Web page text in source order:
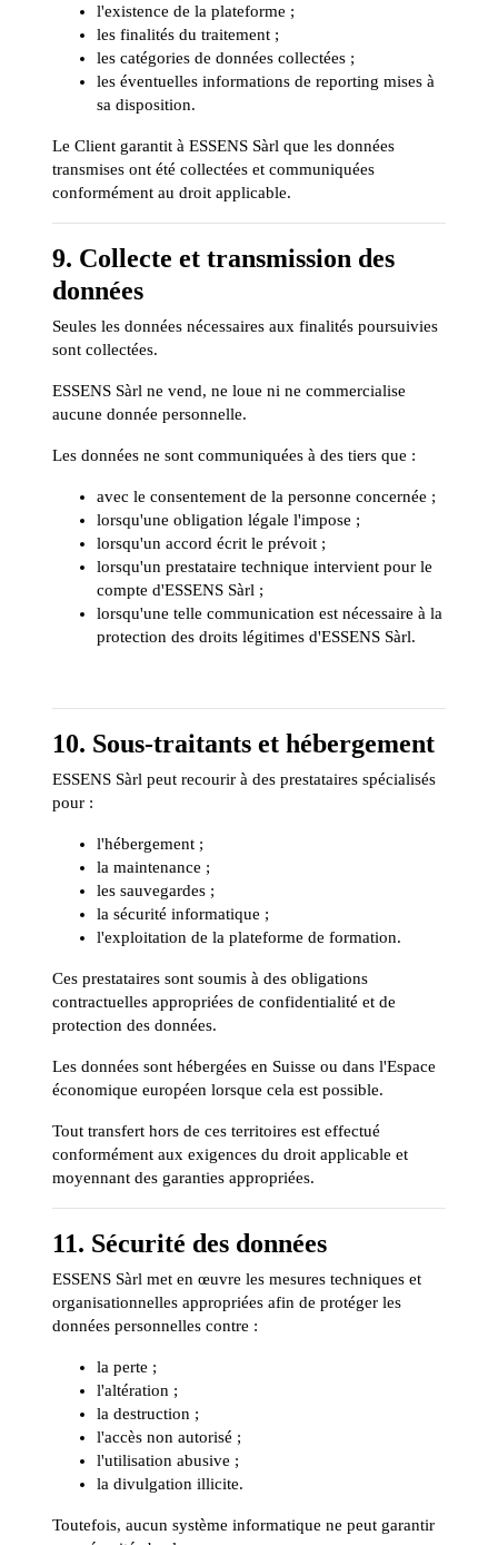
l'existence de la plateforme ;
les finalités du traitement ;
les catégories de données collectées ;
les éventuelles informations de reporting mises à
sa disposition.
Le Client garantit à ESSENS Sàrl que les données
transmises ont été collectées et communiquées
conformément au droit applicable.
9. Collecte et transmission des
données
Seules les données nécessaires aux finalités poursuivies
sont collectées.
ESSENS Sàrl ne vend, ne loue ni ne commercialise
aucune donnée personnelle.
Les données ne sont communiquées à des tiers que :
avec le consentement de la personne concernée ;
lorsqu'une obligation légale l'impose ;
lorsqu'un accord écrit le prévoit ;
lorsqu'un prestataire technique intervient pour le
compte d'ESSENS Sàrl ;
lorsqu'une telle communication est nécessaire à la
protection des droits légitimes d'ESSENS Sàrl.
10. Sous-traitants et hébergement
ESSENS Sàrl peut recourir à des prestataires spécialisés
pour :
l'hébergement ;
la maintenance ;
les sauvegardes ;
la sécurité informatique ;
l'exploitation de la plateforme de formation.
Ces prestataires sont soumis à des obligations
contractuelles appropriées de confidentialité et de
protection des données.
Les données sont hébergées en Suisse ou dans l'Espace
économique européen lorsque cela est possible.
Tout transfert hors de ces territoires est effectué
conformément aux exigences du droit applicable et
moyennant des garanties appropriées.
11. Sécurité des données
ESSENS Sàrl met en œuvre les mesures techniques et
organisationnelles appropriées afin de protéger les
données personnelles contre :
la perte ;
l'altération ;
la destruction ;
l'accès non autorisé ;
l'utilisation abusive ;
la divulgation illicite.
Toutefois, aucun système informatique ne peut garantir